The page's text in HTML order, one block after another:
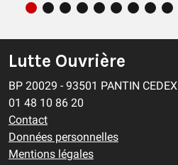
Lutte Ouvrière
BP 20029 - 93501 PANTIN CEDEX
01 48 10 86 20
Contact
Données personnelles
Mentions légales